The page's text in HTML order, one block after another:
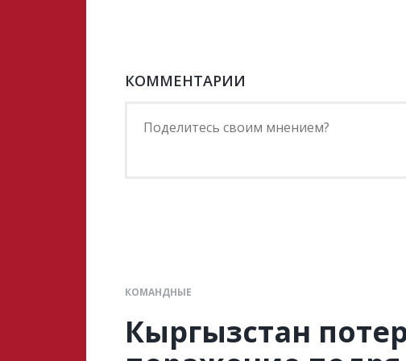
КОММЕНТАРИИ
КОМАНДНЫЕ
Кыргызстан